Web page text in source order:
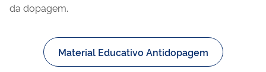
da dopagem.
Material Educativo Antidopagem